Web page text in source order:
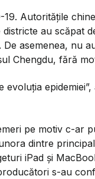
Autoritățile
au scăpat
asemenea, nu
Chengdu, fără
pe motiv c-ar
dintre
iPad și
s-au